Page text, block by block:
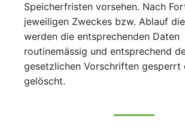
Speicherfristen vorsehen. Nach
jeweiligen Zweckes bzw. Ablauf
werden die entsprechenden Daten
routinemässig und entsprechend
gesetzlichen Vorschriften gesperrt
gelöscht.